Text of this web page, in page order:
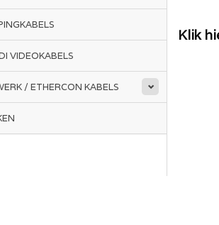
VIDEOKABELS
/ ETHERCON KABELS
Klik